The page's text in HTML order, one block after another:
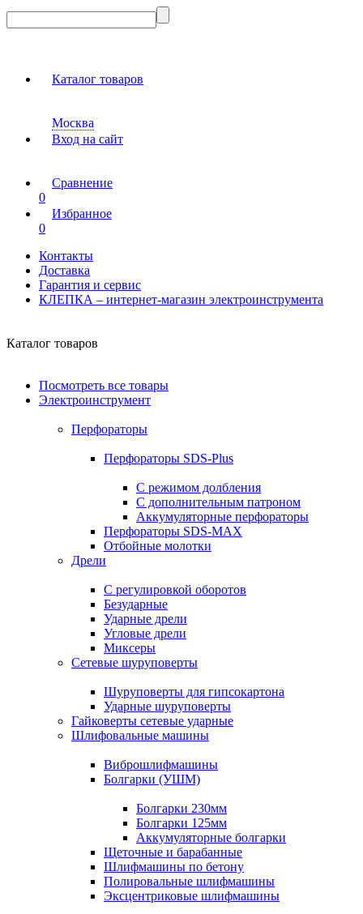
Каталог товаров
Москва
Вход на сайт
Сравнение
0
Избранное
0
Контакты
Доставка
Гарантия и сервис
КЛЕПКА – интернет-магазин электроинструмента
Каталог товаров
Посмотреть все товары
Электроинструмент
Перфораторы
Перфораторы SDS-Plus
С режимом долбления
С дополнительным патроном
Аккумуляторные перфораторы
Перфораторы SDS-MAX
Отбойные молотки
Дрели
С регулировкой оборотов
Безударные
Ударные дрели
Угловые дрели
Миксеры
Сетевые шуруповерты
Шуруповерты для гипсокартона
Ударные шуруповерты
Гайковерты сетевые ударные
Шлифовальные машины
Виброшлифмашины
Болгарки (УШМ)
Болгарки 230мм
Болгарки 125мм
Аккумуляторные болгарки
Щеточные и барабанные
Шлифмашины по бетону
Полировальные шлифмашины
Эксцентриковые шлифмашины